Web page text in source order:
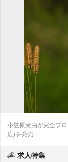
小笠原茉由が完全プ
広)を発売
求人特集